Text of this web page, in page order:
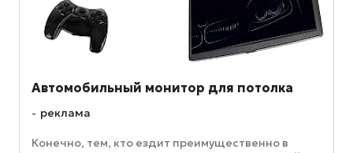
Автомобильный монитор для потолка
реклама
Конечно, тем, кто ездит преимущественно в